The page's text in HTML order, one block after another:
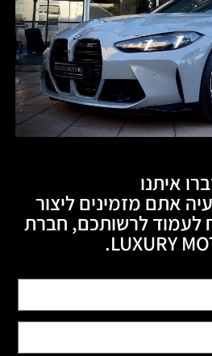
איתנו
אתם מזמינים ליצור
לעמוד לרשותכם, חברת
LUXURY